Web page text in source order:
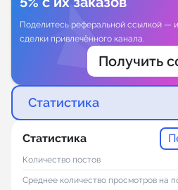
Поделитесь реферальной ссылкой —
сделки привлечённого канала.
Получить
Статистика
Статистика
Количество постов
Среднее количество просмотров на